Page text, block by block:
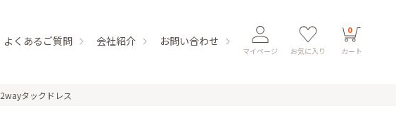
よくあるご質問 会社紹介 お問い合わせ
マイページ お気に入り
0
カート
タックドレス